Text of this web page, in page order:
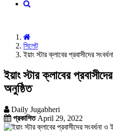
সিলেট
ইয়াং স্টার ক্লাবের প্রবাসীদের
ইয়াং স্টার ক্লাবের
অনুষ্ঠিত
Daily Jugabheri
প্রকাশিতApril 29, 2022